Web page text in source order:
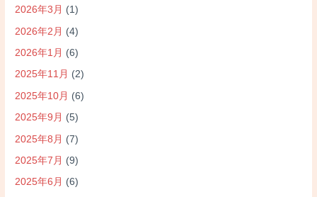
2026年3月 (1)
2026年2月 (4)
2026年1月 (6)
2025年11月 (2)
2025年10月 (6)
2025年9月 (5)
2025年8月 (7)
2025年7月 (9)
2025年6月 (6)